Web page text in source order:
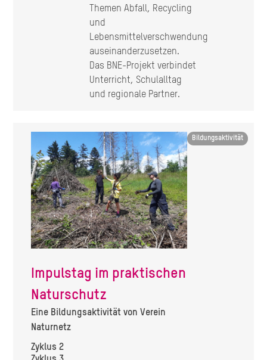
Themen Abfall, Recycling
und
Lebensmittelverschwendung
auseinanderzusetzen.
Das BNE-Projekt verbindet
Unterricht, Schulalltag
und regionale Partner.
Bildungsaktivität
Image
Impulstag im praktischen
Naturschutz
Eine Bildungsaktivität von Verein
Naturnetz
Zyklus 2